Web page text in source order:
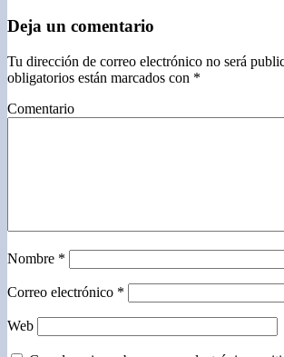
Deja un comentario
Tu dirección de correo electrónico no será
obligatorios están marcados con *
Comentario
Nombre *
Correo electrónico *
Web